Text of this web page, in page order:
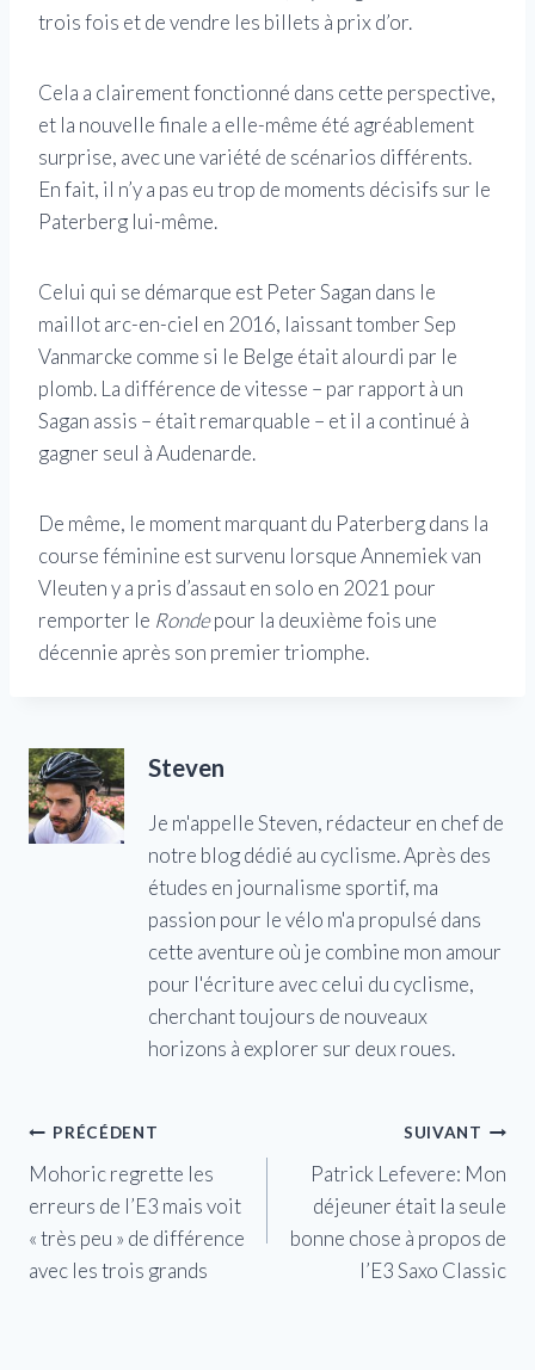
trois fois et de vendre les billets à prix d’or.
Cela a clairement fonctionné dans cette perspective,
et la nouvelle finale a elle-même été agréablement
surprise, avec une variété de scénarios différents.
En fait, il n’y a pas eu trop de moments décisifs sur le
Paterberg lui-même.
Celui qui se démarque est Peter Sagan dans le
maillot arc-en-ciel en 2016, laissant tomber Sep
Vanmarcke comme si le Belge était alourdi par le
plomb. La différence de vitesse – par rapport à un
Sagan assis – était remarquable – et il a continué à
gagner seul à Audenarde.
De même, le moment marquant du Paterberg dans la
course féminine est survenu lorsque Annemiek van
Vleuten y a pris d’assaut en solo en 2021 pour
remporter le Rondepour la deuxième fois une
décennie après son premier triomphe.
Steven
Je m'appelle Steven, rédacteur en chef de
notre blog dédié au cyclisme. Après des
études en journalisme sportif, ma
passion pour le vélo m'a propulsé dans
cette aventure où je combine mon amour
pour l'écriture avec celui du cyclisme,
cherchant toujours de nouveaux
horizons à explorer sur deux roues.
Navigation
de
l’article
PRÉCÉDENT
Mohoric regrette les
erreurs de l’E3 mais voit
« très peu » de différence
avec les trois grands
SUIVANT
Patrick Lefevere: Mon
déjeuner était la seule
bonne chose à propos de
l’E3 Saxo Classic